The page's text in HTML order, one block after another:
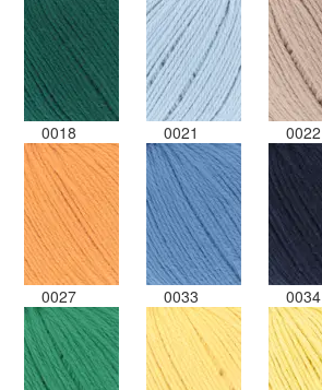
0018 0021 0022
0027 0033 0034